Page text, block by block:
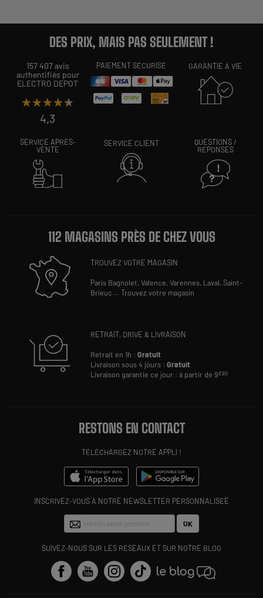
DES PRIX, MAIS PAS SEULEMENT !
157 407 avis
authentifiés pour
ELECTRO DEPOT
★★★★★
★★★★★
4,3
PAIEMENT SÉCURISÉ GARANTIE À VIE
SERVICE APRÈS-
VENTE
SERVICE CLIENT
QUESTIONS /
RÉPONSES
112 MAGASINS PRÈS DE CHEZ VOUS
TROUVEZ VOTRE MAGASIN
Paris Bagnolet,Valence,Varennes, Laval,Saint-
Brieuc...Trouvez votre magasin
RETRAIT, DRIVE & LIVRAISON
Retrait en 1h :Gratuit
Livraison sous 4 jours :Gratuit
Livraison garantie ce jour : à partir de 9€90
RESTONS EN CONTACT
TÉLÉCHARGEZ NOTRE APPLI !
INSCRIVEZ-VOUS À NOTRE NEWSLETTER PERSONNALISÉE
OK
SUIVEZ-NOUS SUR LES RÉSEAUX ET SUR NOTRE BLOG